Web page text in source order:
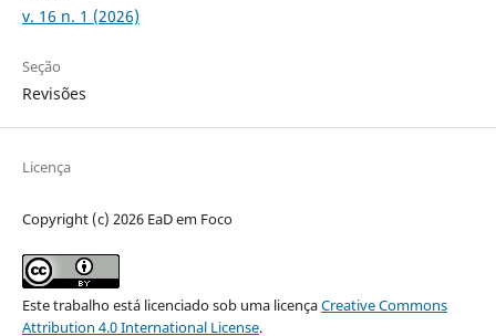
v. 16 n. 1 (2026)
Seção
Revisões
Licença
Copyright (c) 2026 EaD em Foco
Este trabalho está licenciado sob uma licençaCreative Commons
Attribution 4.0 International License.